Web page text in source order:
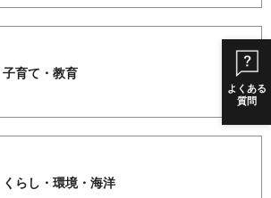
よくある
質問
子育て・教育
くらし・環境・海洋